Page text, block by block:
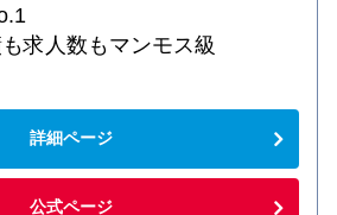
求人数もマンモス級
詳細ページ
公式ページ